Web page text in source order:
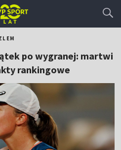
po wygranej: martwi
rankingowe